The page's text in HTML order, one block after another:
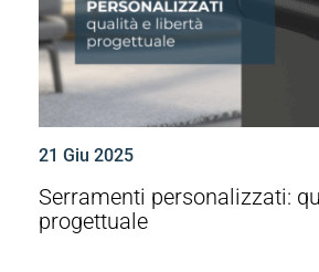
21 Giu 2025
Serramenti personalizzati:
progettuale